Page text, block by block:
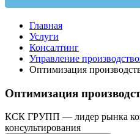
Главная
Услуги
Консалтинг
Управление
Оптимизация
Оптимизация
КСК ГРУПП — лидер рынка
консультирования